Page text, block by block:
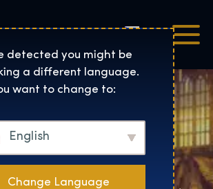
Harry Potter™: The
Čeština
detected you might be
a different language.
want to change to:
English
Change Language